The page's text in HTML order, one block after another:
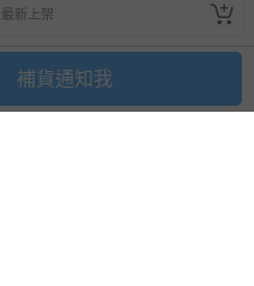
最新上架
補貨通知我